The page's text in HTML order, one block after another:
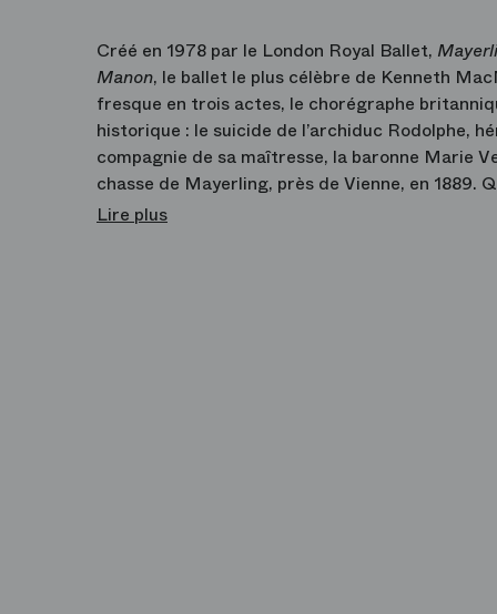
Créé en 1978 par le London Royal Ballet,
Manon, le ballet le plus célèbre de Kenneth
fresque en trois actes, le chorégraphe
historique : le suicide de l’archiduc Rodolphe,
compagnie de sa maîtresse, la baronne Marie
chasse de Mayerling, près de Vienne, en 1889.
fils de l’empereur François‑Joseph Ier et de
Lire plus